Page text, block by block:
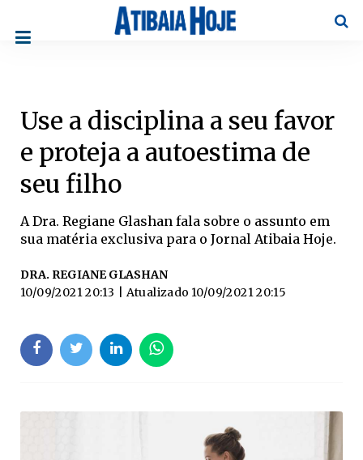
Use a disciplina a seu favor
e proteja a autoestima de
seu filho
A Dra. Regiane Glashan fala sobre o assunto em
sua matéria exclusiva para o Jornal Atibaia Hoje.
DRA. REGIANE GLASHAN
10/09/2021 20:13
| Atualizado 10/09/2021 20:15